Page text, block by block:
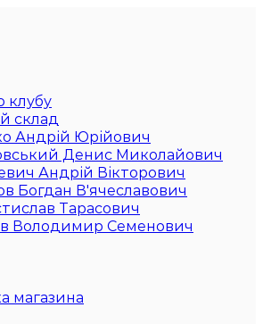
клубу
склад
Андрій Юрійович
Денис Миколайович
Андрій Вікторович
Богдан В'ячеславович
Тарасович
Володимир Семенович
магазина